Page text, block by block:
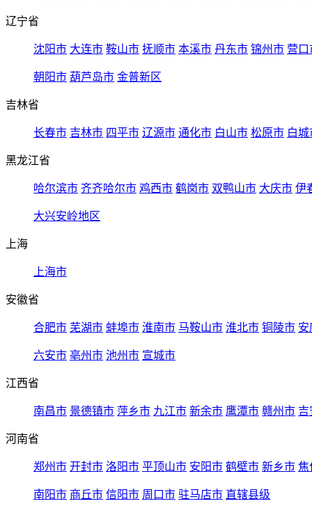
辽宁省
沈阳市 大连市 鞍山市 抚顺市 本溪市 丹东市 锦州市 营口
朝阳市 葫芦岛市 金普新区
吉林省
长春市 吉林市 四平市 辽源市 通化市 白山市 松原市 白城
黑龙江省
哈尔滨市 齐齐哈尔市 鸡西市 鹤岗市 双鸭山市 大庆市 伊
大兴安岭地区
上海
上海市
安徽省
合肥市 芜湖市 蚌埠市 淮南市 马鞍山市 淮北市 铜陵市 安
六安市 亳州市 池州市 宣城市
江西省
南昌市 景德镇市 萍乡市 九江市 新余市 鹰潭市 赣州市 吉
河南省
郑州市 开封市 洛阳市 平顶山市 安阳市 鹤壁市 新乡市 焦
南阳市 商丘市 信阳市 周口市 驻马店市 直辖县级